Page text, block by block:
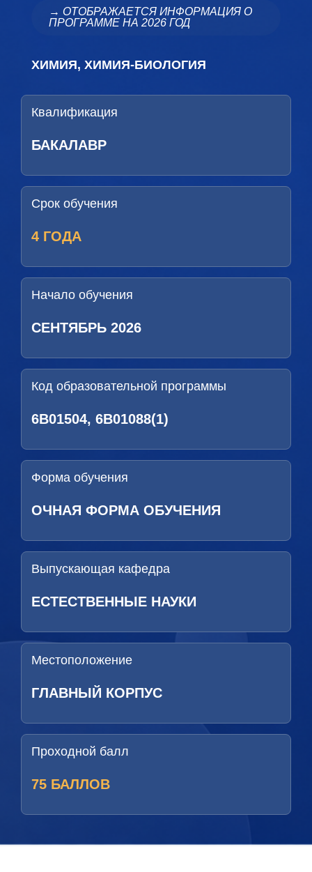
→ ОТОБРАЖАЕТСЯ ИНФОРМАЦИЯ О
ПРОГРАММЕ НА 2026 ГОД
ХИМИЯ, ХИМИЯ-БИОЛОГИЯ
Квалификация
БАКАЛАВР
Срок обучения
4 ГОДА
Начало обучения
СЕНТЯБРЬ 2026
Код образовательной программы
6В01504, 6В01088(1)
Форма обучения
ОЧНАЯ ФОРМА ОБУЧЕНИЯ
Выпускающая кафедра
ЕСТЕСТВЕННЫЕ НАУКИ
Местоположение
ГЛАВНЫЙ КОРПУС
Проходной балл
75 БАЛЛОВ